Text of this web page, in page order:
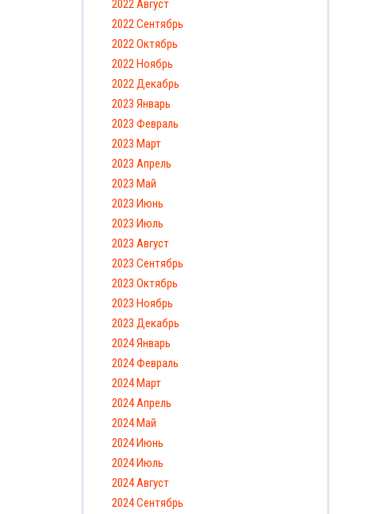
2022 Август
2022 Сентябрь
2022 Октябрь
2022 Ноябрь
2022 Декабрь
2023 Январь
2023 Февраль
2023 Март
2023 Апрель
2023 Май
2023 Июнь
2023 Июль
2023 Август
2023 Сентябрь
2023 Октябрь
2023 Ноябрь
2023 Декабрь
2024 Январь
2024 Февраль
2024 Март
2024 Апрель
2024 Май
2024 Июнь
2024 Июль
2024 Август
2024 Сентябрь